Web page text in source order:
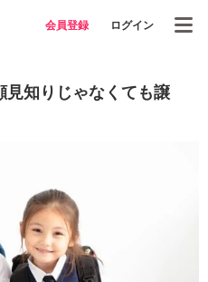
会員登録 ログイン
見知りじゃなくても譲